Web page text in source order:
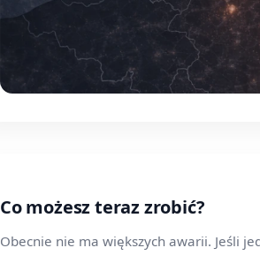
Co możesz teraz zrobić?
Obecnie nie ma większych awarii. Jeśli